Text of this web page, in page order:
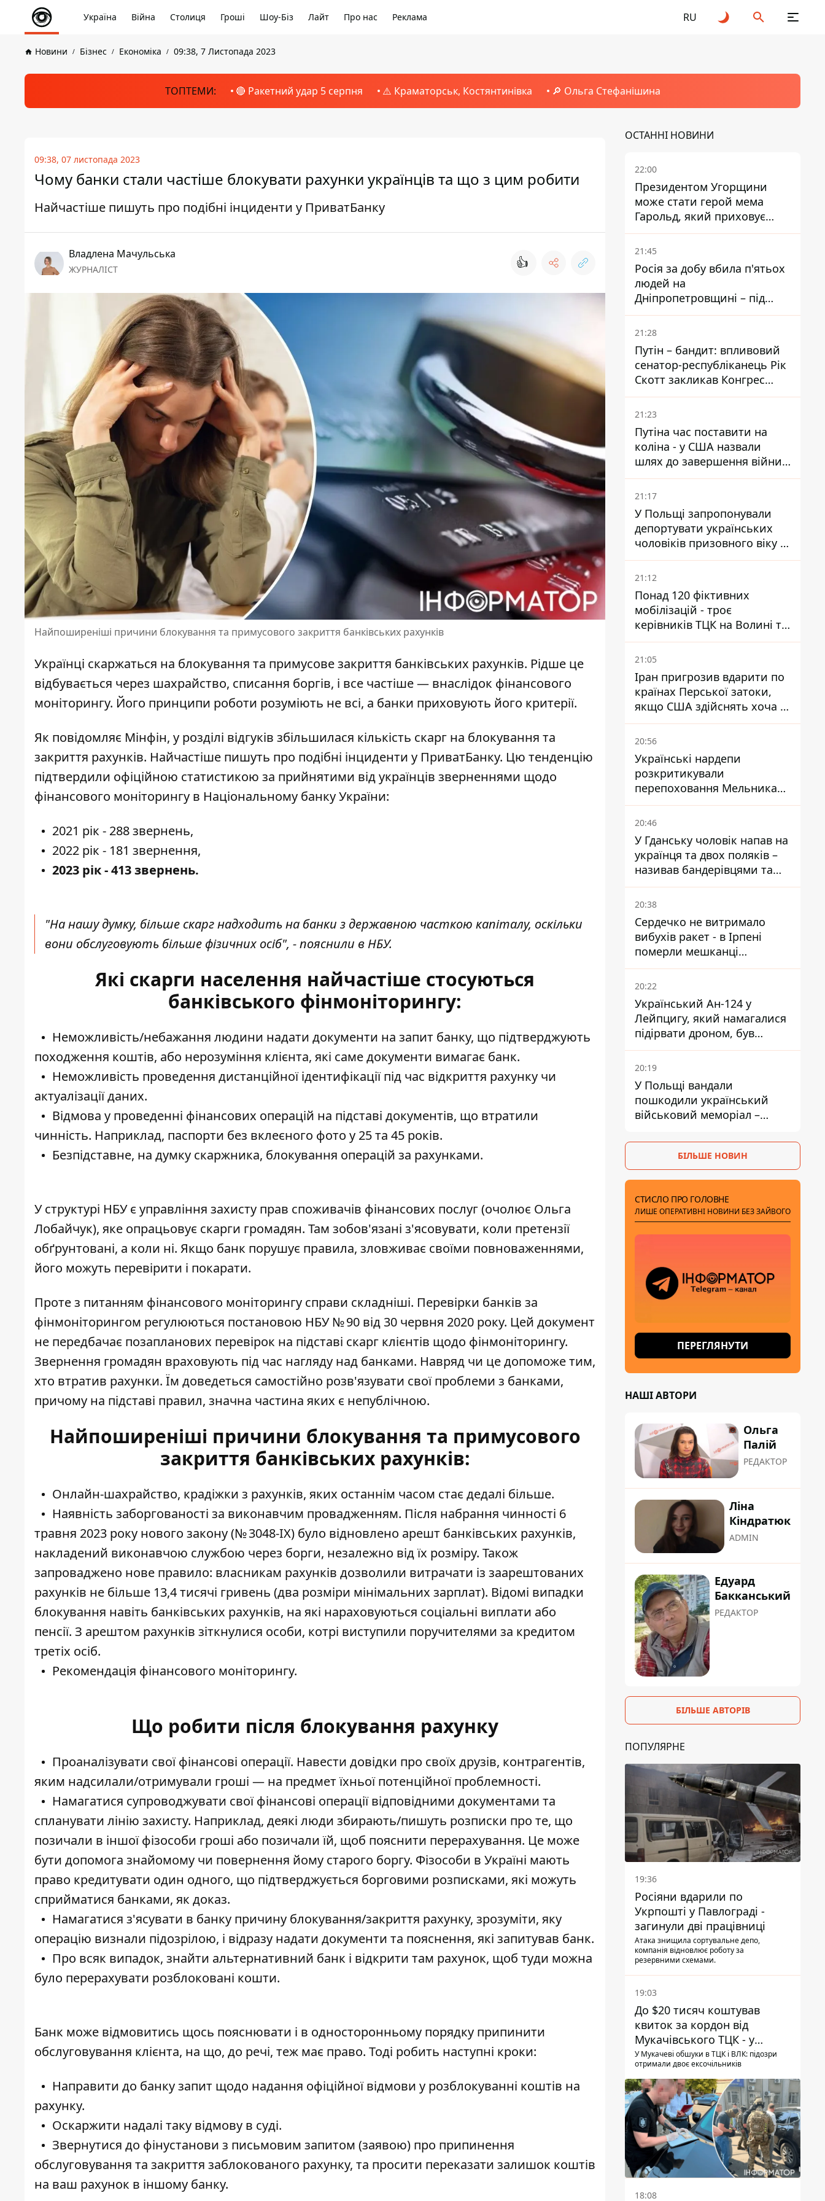
Україна Війна Столиця Гроші Шоу-Біз Лайт Про нас Реклама RU
Новини Бізнес Економіка 09:38, 7 Листопада 2023
ТОПТЕМИ: 🔴 Ракетний удар 5 серпня ⚠️ Краматорськ, Костянтинівка 🔎 Ольга Стефанішина
09:38, 07 листопада 2023
Чому банки стали частіше блокувати рахунки українців та що з цим робити
Найчастіше пишуть про подібні інциденти у ПриватБанку
Владлена Мачульська
ЖУРНАЛІСТ 👍
Найпоширеніші причини блокування та примусового закриття банківських рахунків
Українці скаржаться на блокування та примусове закриття банківських рахунків. Рідше це
відбувається через шахрайство, списання боргів, і все частіше — внаслідок фінансового
моніторингу. Його принципи роботи розуміють не всі, а банки приховують його критерії.
Як повідомляє Мінфін, у розділі відгуків збільшилася кількість скарг на блокування та
закриття рахунків. Найчастіше пишуть про подібні інциденти у ПриватБанку. Цю тенденцію
підтвердили офіційною статистикою за прийнятими від українців зверненнями щодо
фінансового моніторингу в Національному банку України:
2021 рік - 288 звернень,
2022 рік - 181 звернення,
2023 рік - 413 звернень.
"На нашу думку, більше скарг надходить на банки з державною часткою капіталу, оскільки
вони обслуговують більше фізичних осіб", - пояснили в НБУ.
Які скарги населення найчастіше стосуються
банківського фінмоніторингу:
Неможливість/небажання людини надати документи на запит банку, що підтверджують
походження коштів, або нерозуміння клієнта, які саме документи вимагає банк.
Неможливість проведення дистанційної ідентифікації під час відкриття рахунку чи
актуалізації даних.
Відмова у проведенні фінансових операцій на підставі документів, що втратили
чинність. Наприклад, паспорти без вклеєного фото у 25 та 45 років.
Безпідставне, на думку скаржника, блокування операцій за рахунками.
У структурі НБУ є управління захисту прав споживачів фінансових послуг (очолює Ольга
Лобайчук), яке опрацьовує скарги громадян. Там зобов'язані з'ясовувати, коли претензії
обґрунтовані, а коли ні. Якщо банк порушує правила, зловживає своїми повноваженнями,
його можуть перевірити і покарати.
Проте з питанням фінансового моніторингу справи складніші. Перевірки банків за
фінмоніторингом регулюються постановою НБУ № 90 від 30 червня 2020 року. Цей документ
не передбачає позапланових перевірок на підставі скарг клієнтів щодо фінмоніторингу.
Звернення громадян враховують під час нагляду над банками. Навряд чи це допоможе тим,
хто втратив рахунки. Їм доведеться самостійно розв'язувати свої проблеми з банками,
причому на підставі правил, значна частина яких є непублічною.
Найпоширеніші причини блокування та примусового
закриття банківських рахунків:
Онлайн-шахрайство, крадіжки з рахунків, яких останнім часом стає дедалі більше.
Наявність заборгованості за виконавчим провадженням. Після набрання чинності 6
травня 2023 року нового закону (№ 3048-IX) було відновлено арешт банківських рахунків,
накладений виконавчою службою через борги, незалежно від їх розміру. Також
запроваджено нове правило: власникам рахунків дозволили витрачати із заарештованих
рахунків не більше 13,4 тисячі гривень (два розміри мінімальних зарплат). Відомі випадки
блокування навіть банківських рахунків, на які нараховуються соціальні виплати або
пенсії. З арештом рахунків зіткнулися особи, котрі виступили поручителями за кредитом
третіх осіб.
Рекомендація фінансового моніторингу.
Що робити після блокування рахунку
Проаналізувати свої фінансові операції. Навести довідки про своїх друзів, контрагентів,
яким надсилали/отримували гроші — на предмет їхньої потенційної проблемності.
Намагатися супроводжувати свої фінансові операції відповідними документами та
спланувати лінію захисту. Наприклад, деякі люди збирають/пишуть розписки про те, що
позичали в іншої фізособи гроші або позичали їй, щоб пояснити перерахування. Це може
бути допомога знайомому чи повернення йому старого боргу. Фізособи в Україні мають
право кредитувати один одного, що підтверджується борговими розписками, які можуть
сприйматися банками, як доказ.
Намагатися з'ясувати в банку причину блокування/закриття рахунку, зрозуміти, яку
операцію визнали підозрілою, і відразу надати документи та пояснення, які запитував банк.
Про всяк випадок, знайти альтернативний банк і відкрити там рахунок, щоб туди можна
було перерахувати розблоковані кошти.
Банк може відмовитись щось пояснювати і в односторонньому порядку припинити
обслуговування клієнта, на що, до речі, теж має право. Тоді робить наступні кроки:
Направити до банку запит щодо надання офіційної відмови у розблокуванні коштів на
рахунку.
Оскаржити надалі таку відмову в суді.
Звернутися до фінустанови з письмовим запитом (заявою) про припинення
обслуговування та закриття заблокованого рахунку, та просити переказати залишок коштів
на ваш рахунок в іншому банку.
ОСТАННІ НОВИНИ
22:00
Президентом Угорщини
може стати герой мема
Гарольд, який приховує
біль – він очолив народне
голосування
21:45
Росія за добу вбила п'ятьох
людей на
Дніпропетровщині – під
ударами опинилися п'ять
районів області
21:28
Путін – бандит: впливовий
сенатор-республіканець Рік
Скотт закликав Конгрес
притягнути РФ до
відповідальності за війну в
Україні
21:23
Путіна час поставити на
коліна - у США назвали
шлях до завершення війни -
National Security Journal
21:17
У Польщі запропонували
депортувати українських
чоловіків призовного віку -
кого це може торкнутися
21:12
Понад 120 фіктивних
мобілізацій - троє
керівників ТЦК на Волині та
Буковині отримали підозри
за фейкові звіти
21:05
Іран пригрозив вдарити по
країнах Перської затоки,
якщо США здійснять хоча б
одну атаку - Reuters
20:56
Українські нардепи
розкритикували
перепоховання Мельника
через ризик дипломатичної
ізоляції
20:46
У Гданську чоловік напав на
українця та двох поляків –
називав бандерівцями та
поводився агресивно
20:38
Сердечко не витримало
вибухів ракет - в Ірпені
померли мешканці
притулку для собак з
інвалідністю
20:22
Український Ан-124 у
Лейпцигу, який намагалися
підірвати дроном, був
завантажений
боєприпасами
20:19
У Польщі вандали
пошкодили український
військовий меморіал –
БІЛЬШЕ НОВИН
СТИСЛО ПРО ГОЛОВНЕ
ЛИШЕ ОПЕРАТИВНІ НОВИНИ БЕЗ ЗАЙВОГО
ПЕРЕГЛЯНУТИ
НАШІ АВТОРИ
Ольга
Палій
РЕДАКТОР
Ліна
Кіндратюк
ADMIN
Едуард
Бакканський
РЕДАКТОР
БІЛЬШЕ АВТОРІВ
ПОПУЛЯРНЕ
19:36
Росіяни вдарили по
Укрпошті у Павлограді -
загинули дві працівниці
Атака знищила сортувальне депо,
компанія відновлює роботу за
резервними схемами.
19:03
До $20 тисяч коштував
квиток за кордон від
Мукачівського ТЦК - у
гучній справі перші підозри
отримали двоє колишніх
керівників
У Мукачеві обшуки в ТЦК і ВЛК: підозри
отримали двоє ексочільників
18:08